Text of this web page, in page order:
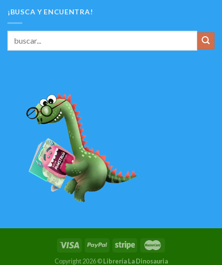
¡BUSCA Y ENCUENTRA!
Copyright 2026 © Librería La Dinosauria